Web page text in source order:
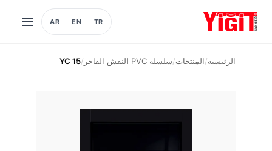
TR
EN
AR
فتح
الرئيسية/المنتجات/سلسلة PVC النقش الفاخر /
YC 15